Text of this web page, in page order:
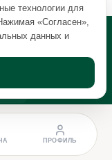
ПРОФИЛЬ
технологии для
«Согласен»,
данных и